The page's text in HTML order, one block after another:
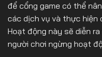
để cổng game có thể
các dịch vụ và thực hiện
Hoạt động này sẽ diễn
người chơi ngừng hoạt